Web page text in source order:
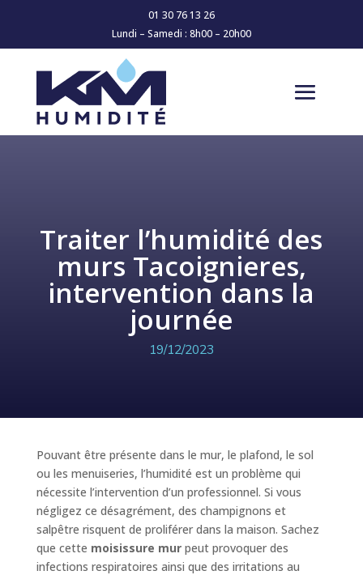
01 30 76 13 26
Lundi – Samedi : 8h00 – 20h00
Traiter l’humidité des
murs Tacoignieres,
intervention dans la
journée
19/12/2023
Pouvant être présente dans le mur, le plafond, le sol
ou les menuiseries, l’humidité est un problème qui
nécessite l’intervention d’un professionnel. Si vous
négligez ce désagrément, des champignons et
salpêtre risquent de proliférer dans la maison. Sachez
que cette moisissure murpeut provoquer des
infections respiratoires ainsi que des irritations au